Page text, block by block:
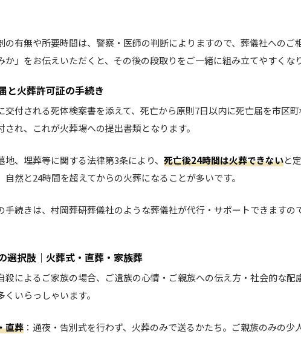
の有無や所要時間は、警察・医師の判断によりますので、葬儀社への
か」をお伝えいただくと、その後の段取りをご一緒に組み立てやすくな
と火葬許可証の手続き
交付される死体検案書を添えて、死亡から原則7日以内に死亡届を市区
され、これが火葬場への提出書類となります。
地、埋葬等に関する法律第3条により、 死亡後24時間は火葬できないと
自然と24時間を超えてからの火葬になることが多いです。
手続きは、村岡葬研葬儀社のような葬儀社が代行・サポートできます
選択肢｜火葬式・直葬・家族葬
殺によるご家族の場合、ご遺族の心情・ご親族への伝え方・社会的な
くいらっしゃいます。
直葬 ：通夜・告別式を行わず、火葬のみで送るかたち。ご親族のみの